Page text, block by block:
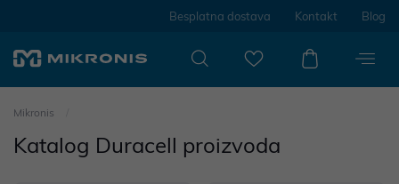
Besplatna dostava Kontakt Blog
Mikronis
Katalog Duracell proizvoda